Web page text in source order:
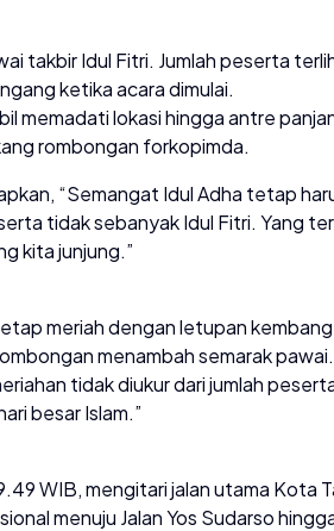
takbir Idul Fitri. Jumlah peserta
ketika acara dimulai.
memadati lokasi hingga antre
rombongan forkopimda.
“Semangat Idul Adha tetap
tidak sebanyak Idul Fitri. Yang
kita junjung.”
meriah dengan letupan
menambah semarak pawai.
tidak diukur dari jumlah
besar Islam.”
WIB, mengitari jalan utama Kota
menuju Jalan Yos Sudarso